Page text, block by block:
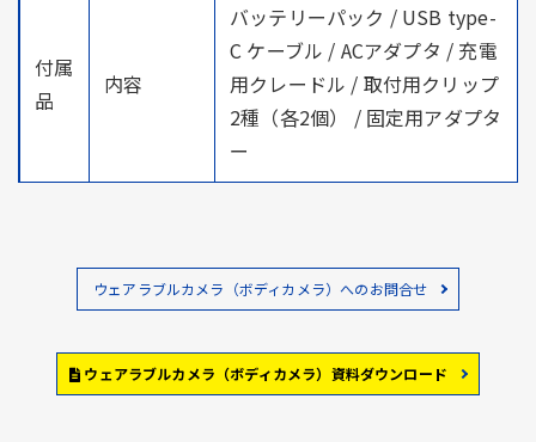
付属
品
内容
バッテリーパック / USB type-
C ケーブル / ACアダプタ / 充電
用クレードル / 取付用クリップ
2種（各2個） / 固定用アダプタ
ー
ウェアラブルカメラ（ボディカメラ）へのお問合せ
ウェアラブルカメラ（ボディカメラ）資料ダウンロード